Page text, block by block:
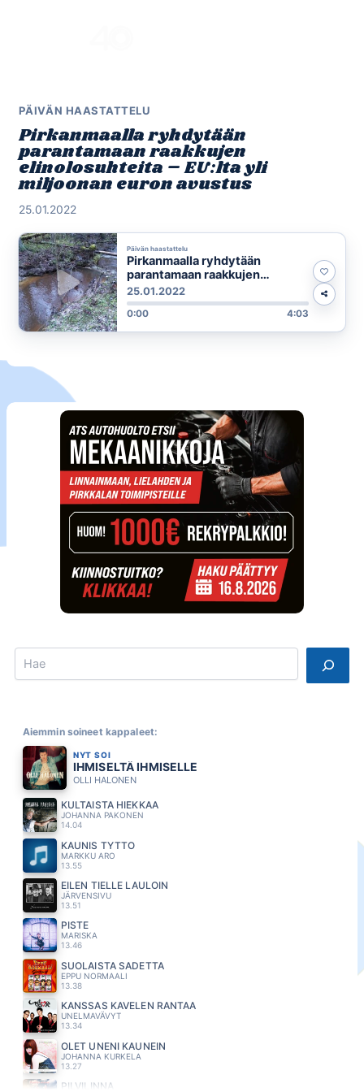
PÄIVÄN HAASTATTELU
Pirkanmaalla ryhdytään
parantamaan raakkujen
elinolosuhteita – EU:lta yli
miljoonan euron avustus
25.01.2022
Päivän haastattelu
Pirkanmaalla ryhdytään
parantamaan raakkujen
elinolosuhteita – EU:lta yli
miljoonan euron avustus
25.01.2022
0:00 4:03
Search
Aiemmin soineet kappaleet:
NYT SOI
IHMISELTÄ IHMISELLE
OLLI HALONEN
KULTAISTA HIEKKAA
JOHANNA PAKONEN
14.04
KAUNIS TYTTO
MARKKU ARO
13.55
EILEN TIELLE LAULOIN
JÄRVENSIVU
13.51
PISTE
MARISKA
13.46
SUOLAISTA SADETTA
EPPU NORMAALI
13.38
KANSSAS KAVELEN RANTAA
UNELMAVÄVYT
13.34
OLET UNENI KAUNEIN
JOHANNA KURKELA
13.27
PILVILINNA